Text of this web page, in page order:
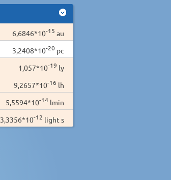
6,6846*10-15 au
3,2408*10-20 pc
1,057*10-19 ly
9,2657*10-16 lh
5,5594*10-14lmin
3,3356*10-12 light s